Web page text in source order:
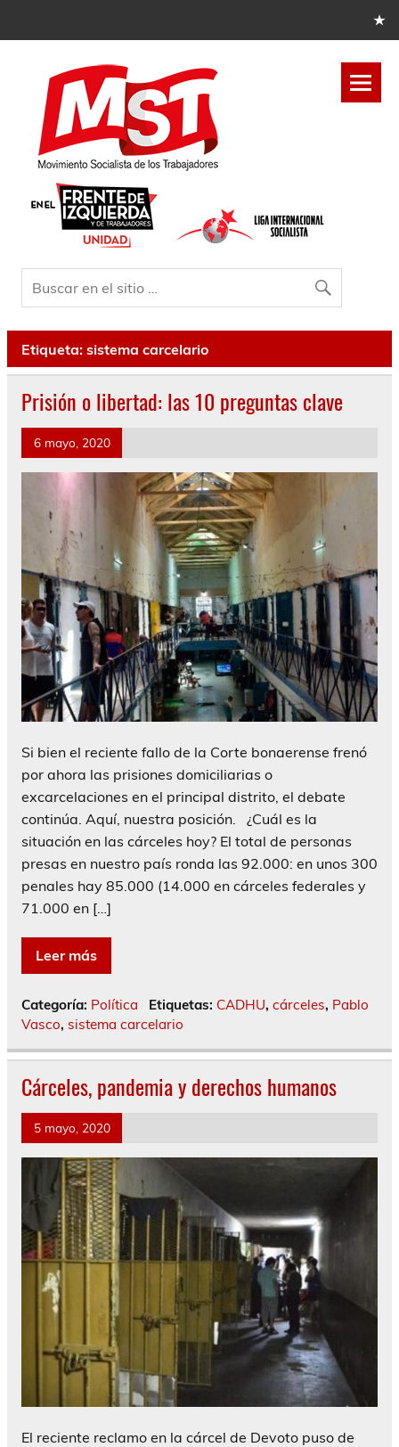
Etiqueta: sistema carcelario
Prisión o libertad: las 10 preguntas clave
6 mayo, 2020
Si bien el reciente fallo de la Corte bonaerense frenó
por ahora las prisiones domiciliarias o
excarcelaciones en el principal distrito, el debate
continúa. Aquí, nuestra posición. ¿Cuál es la
situación en las cárceles hoy? El total de personas
presas en nuestro país ronda las 92.000: en unos 300
penales hay 85.000 (14.000 en cárceles federales y
71.000 en […]
Leer más
Categoría: Política Etiquetas: CADHU, cárceles, Pablo
Vasco, sistema carcelario
Cárceles, pandemia y derechos humanos
5 mayo, 2020
El reciente reclamo en la cárcel de Devoto puso de